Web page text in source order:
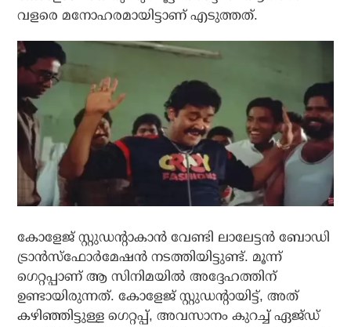
വളരെ മനോഹരമായിട്ടാണ് എടുത്തത്.
കോളേജ് സ്റ്റുഡന്റാകാന്‍ വേണ്ടി ലാലേട്ടന്‍ ബോഡി
ട്രാന്‍സ്‌ഫോര്‍മേഷന്‍ നടത്തിയിട്ടുണ്ട്. മൂന്ന്
ഗെറ്റപ്പാണ് ആ സിനിമയില്‍ അദ്ദേഹത്തിന്
ഉണ്ടായിരുന്നത്. കോളേജ് സ്റ്റുഡന്റായിട്ട്, അത്
കഴിഞ്ഞിട്ടുള്ള ഗെറ്റപ്പ്, അവസാനം കുറച്ച് ഏജ്ഡ്